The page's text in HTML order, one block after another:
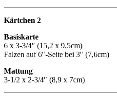
Kärtchen 2
Basiskarte
6 x 3-3/4″ (15,2 x 9,5cm)
Falzen auf 6″-Seite bei 3″ (7,6cm)
Mattung
3-1/2 x 2-3/4″ (8,9 x 7cm)